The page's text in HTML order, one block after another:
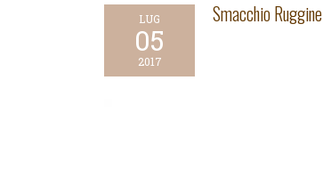
LUG
05
2017
Smacchio Ruggine